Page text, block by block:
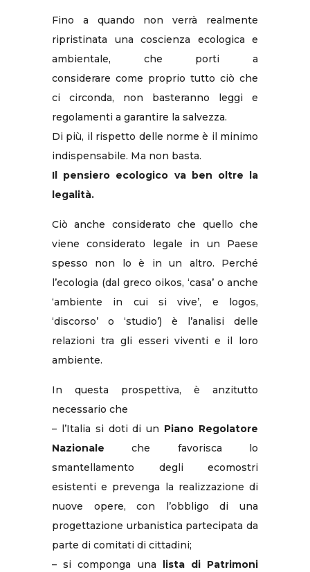
Fino a quando non verrà realmente
ripristinata una coscienza ecologica e
ambientale, che porti a
considerare come proprio tutto ciò che
ci circonda, non basteranno leggi e
regolamenti a garantire la salvezza.
Di più, il rispetto delle norme è il minimo
indispensabile. Ma non basta.
Il pensiero ecologico va ben oltre la
legalità.
Ciò anche considerato che quello che
viene considerato legale in un Paese
spesso non lo è in un altro. Perché
l’ecologia (dal greco oikos, ‘casa’ o anche
‘ambiente in cui si vive’, e logos,
‘discorso’ o ‘studio’) è l’analisi delle
relazioni tra gli esseri viventi e il loro
ambiente.
In questa prospettiva, è anzitutto
necessario che
– l’Italia si doti di un Piano Regolatore
Nazionale che favorisca lo
smantellamento degli ecomostri
esistenti e prevenga la realizzazione di
nuove opere, con l’obbligo di una
progettazione urbanistica partecipata da
parte di comitati di cittadini;
– si componga una
lista di Patrimoni